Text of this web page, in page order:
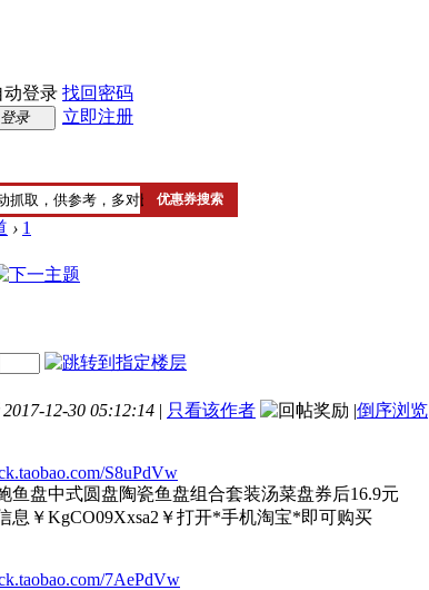
动登录 找回密码
登录
立即注册
› 1
12-30 05:12:14 | 只看该作者 |倒序浏览
S8uPdVw
鱼盘中式圆盘陶瓷鱼盘组合套装汤菜盘券后16.9元
息￥KgCO09Xxsa2￥打开*手机淘宝*即可购买
7AePdVw